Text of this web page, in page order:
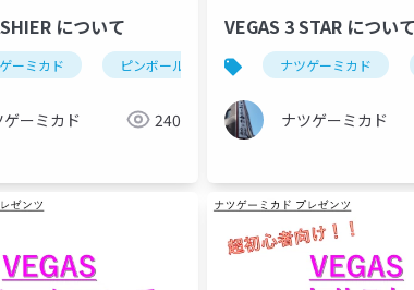
ール)
について
ーミカド ピンボール vegas(ピンボール)
ゲーミカド 240
VEGAS 3 STAR について
ナツゲーミカド
ナツゲーミカド